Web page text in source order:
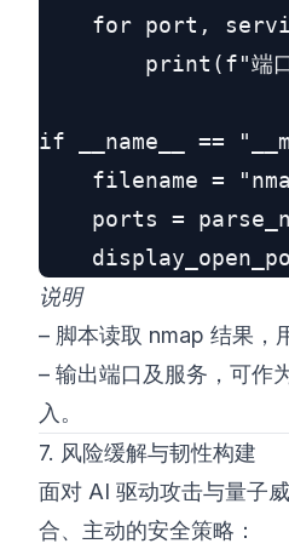
for port,
print(f"端
if __name__ ==
filename =
ports =
说明
– 脚本读取 nmap 结果，
– 输出端口及服务，可作
入。
7. 风险缓解与韧性构建
面对 AI 驱动攻击与量子
合、主动的安全策略：